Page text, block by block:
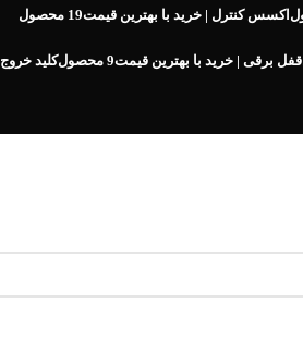
اکسس کنترل | خرید با بهترین قیمت19 محصول
قفل برقی | خرید با بهترین قیمت9 محصول کلید خروج